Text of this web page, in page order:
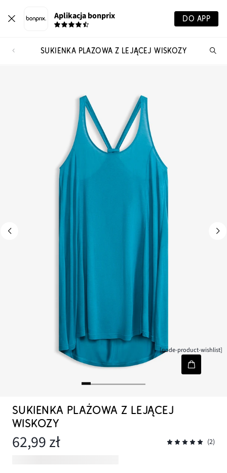
Aplikacja bonprix DO APP
SUKIENKA PLAŻOWA Z LEJĄCEJ WISKOZY
[node-product-wishlist]
SUKIENKA PLAŻOWA Z LEJĄCEJ
WISKOZY
62,99 zł (2)